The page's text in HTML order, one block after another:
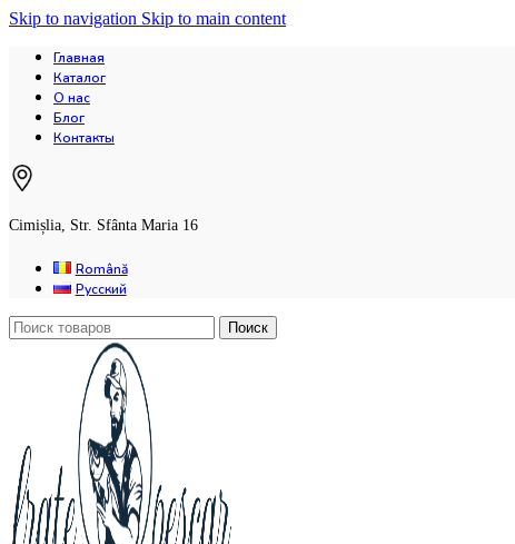
Skip to navigation Skip to main content
Главная
Каталог
О нас
Блог
Контакты
Cimișlia, Str. Sfânta Maria 16
Română
Русский
Поиск